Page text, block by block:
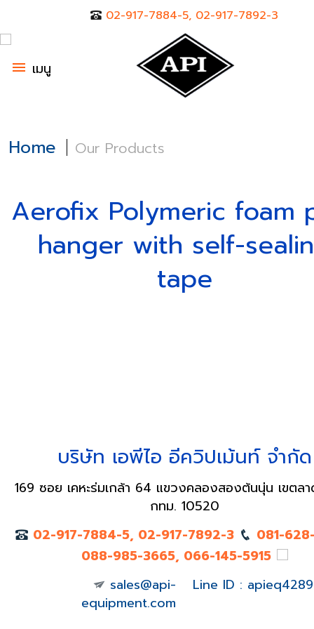
02-917-7884-5, 02-917-7892-3
menu เมนู
Home Our Products
Aerofix Polymeric foam
hanger with self-
tape
บริษัท เอพีไอ อีควิปเม้นท์ จำกัด
169 ซอย เคหะร่มเกล้า 64 แขวงคลองสองต้นนุ่น เขตล
กทม. 10520
02-917-7884-5, 02-917-7892-3
081-
088-985-3665, 066-145-5915
sales@api-
equipment.com
Line ID : apieq4289